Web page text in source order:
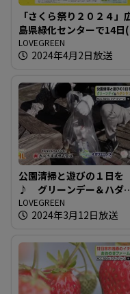
「さくら祭り２０２４」
島県緑化センターで14日(
まで
LOVEGREEN
2024年4月2日放送
公園清掃と遊びの１日を
♪ グリーンデー＆ハダ
ランド
LOVEGREEN
2024年3月12日放送